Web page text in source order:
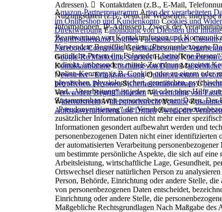
Adressen).  Kontaktdaten (z.B., E-Mail,
Nutzungsdaten (z.B., besuchte Webseiten, Interesse
Informationen, IP-Adressen). Zweckder
Beantwortung von Kontaktanfragen und
VerwendeteBegrifflichkeiten „Personenbezogene
natürliche Person(im Folgenden „betroffene
indirekt, insbesondere mittels Zuordnung zu einer
Online-Kennung (z.B. Cookie) oder zu einem oder
physischen, physiologischen, genetischen,
sind. „Verarbeitung“ ist jeder mit oder ohne Hilfe
Zusammenhang mit personenbezogenen Daten.
„Pseudonymisierung“ die Verarbeitung
zusätzlicher Informationen nicht mehr einer
Informationen gesondert aufbewahrt werden und
personenbezogenen Daten nicht einer identifizierten
der automatisierten Verarbeitung
um bestimmte persönliche Aspekte, die sich auf eine
Arbeitsleistung, wirtschaftliche Lage, Gesundheit,
Ortswechsel dieser natürlichen Person zu
Person, Behörde, Einrichtung oder andere Stelle,
von personenbezogenen Daten entscheidet,
Einrichtung oder andere Stelle, die
Maßgebliche Rechtsgrundlagen Nach Maßgabe des
Amazon-Partnerprogramm Arten der verarbeiteten
im Onlineshop und Kundenkonto Cookies und
Direktwerbung Einbindung von Diensten und
Zugriffsdaten und Logfiles Facebook-Pixel, Custom
Facebook-Conversion Geschäftsbezogene
Google-Re/Marketing-Services Hosting K
Kontaktaufnahme Löschung von Daten M
Newsletter - Erfolgsmessung Onlinepräsenzen in
betroffenen Personen Sicherheitsmaßnahmen Ü
Verwendete Begrifflichkeiten Verwendung von
Widerrufsrecht WiderspruchsrechtYoutube Z
Auftragsverarbeitern und Dritten Zweck der